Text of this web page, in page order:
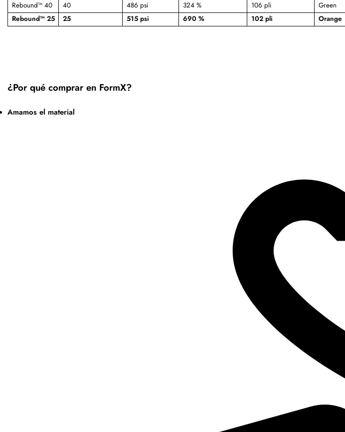
Rebound™ 40
40 486 psi 324 % 106 pli Green
Rebound™ 25
25 515 psi 690 % 102 pli Orange
¿Por qué comprar en FormX?
Amamos el material